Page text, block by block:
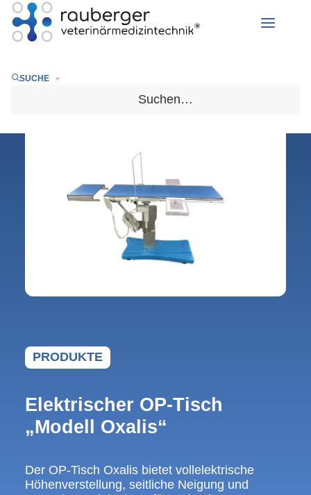
SUCHE
Untersuchungs- und OP-
Home
PRODUKTE
Elektrischer OP-Tisch
„Modell Oxalis“
Der OP-Tisch Oxalis bietet vollelektrische
Höhenverstellung, seitliche Neigung und